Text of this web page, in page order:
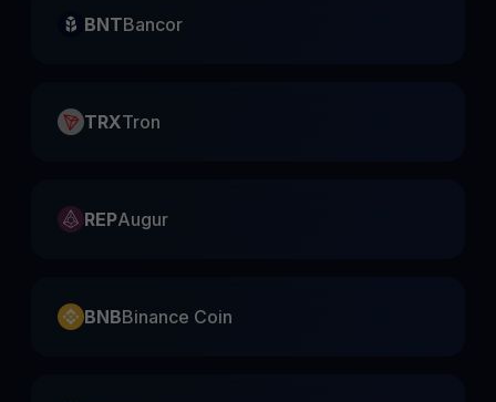
BNTBancor
TRXTron
REPAugur
BNBBinance Coin